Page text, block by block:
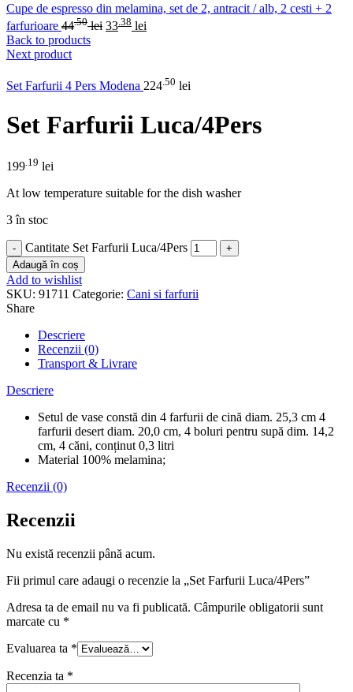
Cupe de espresso din melamina, set de 2, antracit / alb, 2 cesti + 2
farfurioare 44.50 lei 33 .38 lei
Back to products
Next product
Set Farfurii 4 Pers Modena 224 .50 lei
Set Farfurii Luca/4Pers
199.19 lei
At low temperature suitable for the dish washer
3 în stoc
Cantitate Set Farfurii Luca/4Pers
Adaugă în coș
Add to wishlist
SKU: 91711 Categorie: Cani si farfurii
Share
Descriere
Recenzii (0)
Transport & Livrare
Descriere
Setul de vase constă din 4 farfurii de cină diam. 25,3 cm 4
farfurii desert diam. 20,0 cm, 4 boluri pentru supă dim. 14,2
cm, 4 căni, conținut 0,3 litri
Material 100% melamina;
Recenzii (0)
Recenzii
Nu există recenzii până acum.
Fii primul care adaugi o recenzie la „Set Farfurii Luca/4Pers”
Adresa ta de email nu va fi publicată. Câmpurile obligatorii sunt
marcate cu *
Evaluarea ta *
Recenzia ta *